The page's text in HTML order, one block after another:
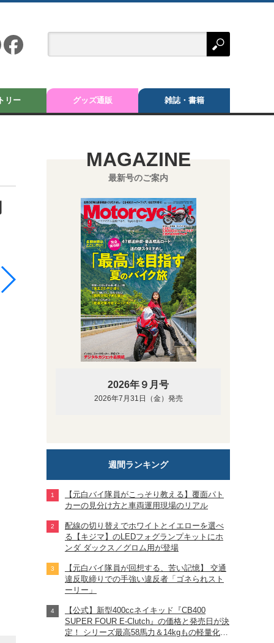
リー グッズ通販 雑誌・書籍
MAGAZINE
最新号のご案内
2026年９月号
2026年7月31日（金）発売
週間ランキング
【元白バイ隊員がこっそり教える】覆面パト
カーの見分け方と車両運用現場のリアル
配線の切り替えでホワイトとイエローを選べ
る【キジマ】のLEDフォグランプキットにホ
ンダ ダックス／グロム用が登場
【元白バイ隊員が回想する、苦い記憶】 交通
違反取締りでの手強い違反者「ゴネられスト
ーリー」
【公式】新型400ccネイキッド『CB400
SUPER FOUR E-Clutch』の価格と発売日が決
定！ シリーズ最高58馬力＆14kgもの軽量化!?